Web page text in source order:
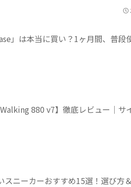
」は本当に買い？1ヶ月間、普段
880 v7】徹底レビュー｜サ
スニーカーおすすめ15選！選び方